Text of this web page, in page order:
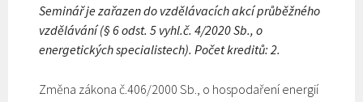
Seminář je zařazen do vzdělávacích akcí průběžného
vzdělávání (§ 6 odst. 5 vyhl.č. 4/2020 Sb., o
energetických specialistech). Počet kreditů: 2.
Změna zákona č.406/2000 Sb., o hospodaření energií